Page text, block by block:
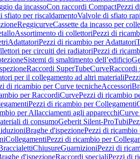
da incassoCon raccordi CompactPezzi
sfiato per riscaldamentoValvole di sfiato
ReggicurveCassette da incasso per
Assortimento di collettoriPezzi di
AdattatoriPezzi di ricambio per Adattatori
per circuiti dei radiatoriPezzi di
Sistemi di smaltimento dell’edificio
Raccordi SuperTubeCurveRaccordi
per il collegamento ad altri materiali
di ricambio per Curve tecnicheAccessori
per RaccordiCurvePezzi di ricambio
Pezzi di ricambio per Collegamenti
per Allacciamenti agli apparecchiCurve
di consumoGeberit Silent-ProTubi
Braghe d'ispezionePezzi di ricambio
CollegamentiPezzi di ricambio per
ChiusureGuarnizioniPezzi di
d'ispezioneRaccordi specialiPezzi di